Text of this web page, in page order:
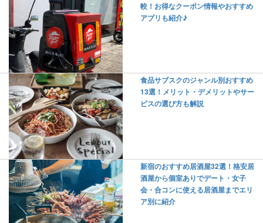
較！お得なクーポン情報やおすすめ
アプリも紹介♪
食品サブスクのジャンル別おすすめ
13選！メリット・デメリットやサー
ビスの選び方も解説
新宿のおすすめ居酒屋32選！格安居
酒屋から個室ありでデート・女子
会・合コンに使える居酒屋までエリ
ア別に紹介